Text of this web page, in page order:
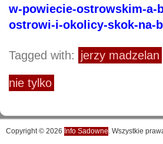
w-powiecie-ostrowskim-a-
ostrowi-i-okolicy-skok-na-
Tagged with: jerzy madzelan
nie tylko
Copyright © 2026 Info Sadowne. Wszystkie